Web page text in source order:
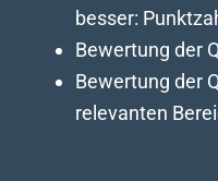
besser:
Bewertung der
Bewertung der
relevanten